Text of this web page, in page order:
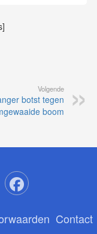
Volgende
botst tegen
boom
Contact